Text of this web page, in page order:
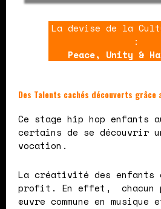
La devise de la
:
Peace, Unity &
Des Talents cachés découverts grâce
Ce stage hip hop enfants
certains de se découvrir
vocation.
La créativité des enfants
profit. En effet, chacun
œuvre commune en